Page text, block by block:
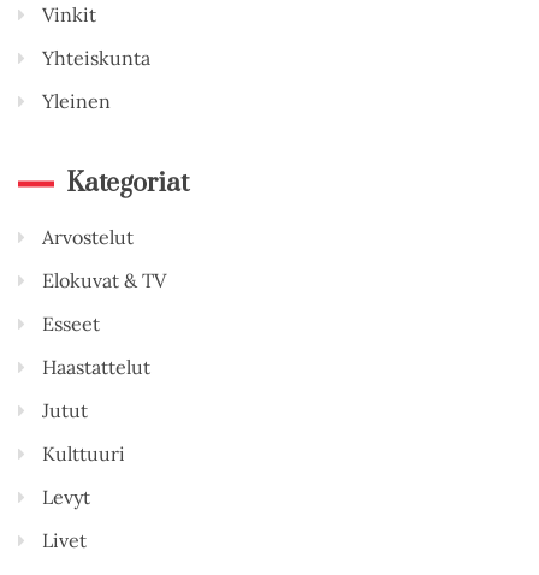
Vinkit
Yhteiskunta
Yleinen
Kategoriat
Arvostelut
Elokuvat & TV
Esseet
Haastattelut
Jutut
Kulttuuri
Levyt
Livet